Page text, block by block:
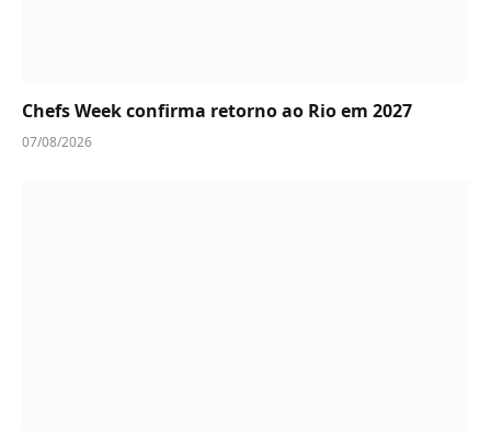
Chefs Week confirma retorno ao Rio em 2027
07/08/2026